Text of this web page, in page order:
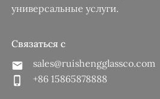
универсальные услуги.
Связаться с
sales@ruishengglassco.com
+86 15865878888